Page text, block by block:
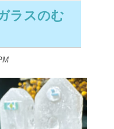
ラスのむ